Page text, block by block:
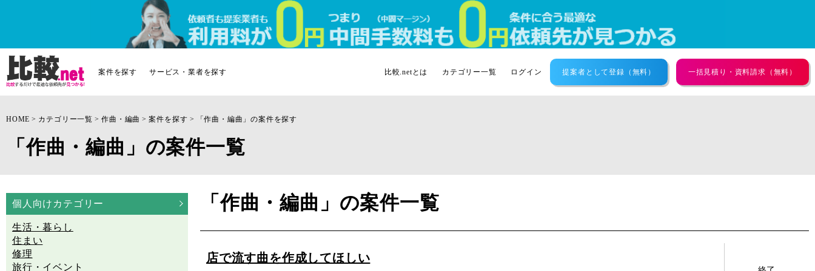
案件を探す サービス・業者を探す 比較.netとは カテゴリー一覧 ログイン 提案者として登録（無料） 一括見積り・資料請求（無料）
HOME カテゴリー一覧 作曲・編曲 案件を探す 「作曲・編曲」の案件を探す
「作曲・編曲」の案件一覧
個人向けカテゴリー
生活・暮らし
住まい
修理
旅行・イベント
「作曲・編曲」の案件一覧
店で流す曲を作成してほしい